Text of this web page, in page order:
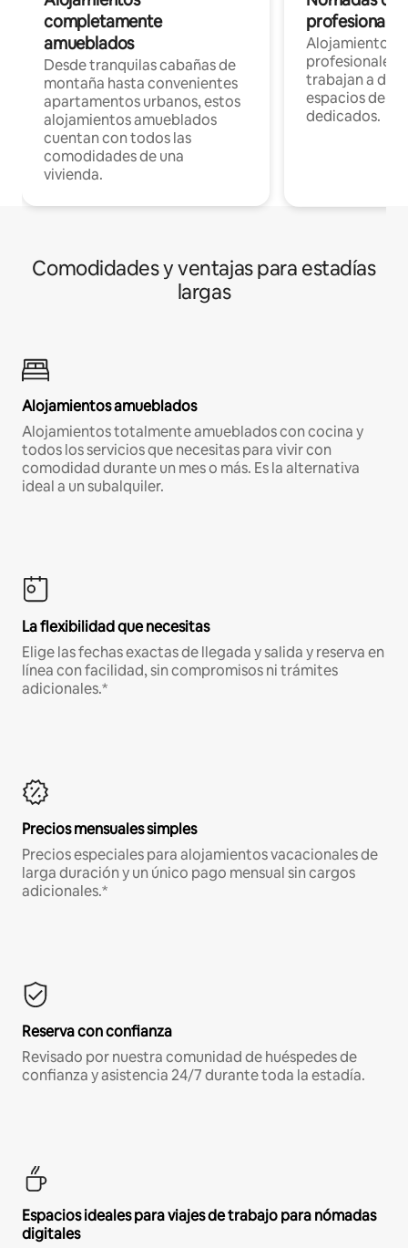
completamente
amueblados
Desde tranquilas cabañas de
montaña hasta convenientes
apartamentos urbanos, estos
alojamientos amueblados
cuentan con todos las
comodidades de una
vivienda.
Alojamientos
profesionales
trabajan a
espacios de
dedicados.
Comodidades y ventajas para estadías
largas
Alojamientos amueblados
Alojamientos totalmente amueblados con cocina y
todos los servicios que necesitas para vivir con
comodidad durante un mes o más. Es la alternativa
ideal a un subalquiler.
La flexibilidad que necesitas
Elige las fechas exactas de llegada y salida y reserva en
línea con facilidad, sin compromisos ni trámites
adicionales.*
Precios mensuales simples
Precios especiales para alojamientos vacacionales de
larga duración y un único pago mensual sin cargos
adicionales.*
Reserva con confianza
Revisado por nuestra comunidad de huéspedes de
confianza y asistencia 24/7 durante toda la estadía.
Espacios ideales para viajes de trabajo para nómadas
digitales